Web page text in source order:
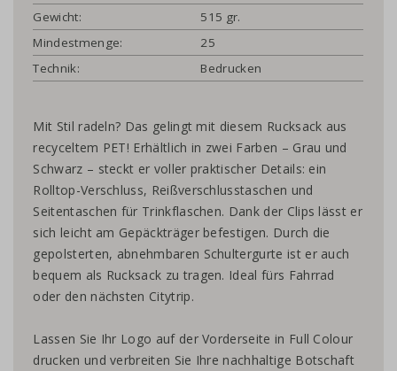
Gewicht:
515 gr.
Mindestmenge:
25
Technik:
Bedrucken
Mit Stil radeln? Das gelingt mit diesem Rucksack aus
recyceltem PET! Erhältlich in zwei Farben – Grau und
Schwarz – steckt er voller praktischer Details: ein
Rolltop-Verschluss, Reißverschlusstaschen und
Seitentaschen für Trinkflaschen. Dank der Clips lässt er
sich leicht am Gepäckträger befestigen. Durch die
gepolsterten, abnehmbaren Schultergurte ist er auch
bequem als Rucksack zu tragen. Ideal fürs Fahrrad
oder den nächsten Citytrip.
Lassen Sie Ihr Logo auf der Vorderseite in Full Colour
drucken und verbreiten Sie Ihre nachhaltige Botschaft